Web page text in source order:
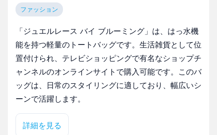
ファッション
「ジュエルレース バイ ブルーミング」は、はっ水機
能を持つ軽量のトートバッグです。生活雑貨として位
置付けられ、テレビショッピングで有名なショップチ
ャンネルのオンラインサイトで購入可能です。このバ
ッグは、日常のスタイリングに適しており、幅広いシ
ーンで活躍します。
詳細を見る